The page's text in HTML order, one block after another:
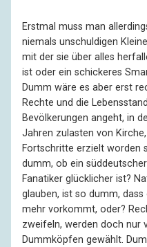
Erstmal muss man
niemals unschuldigen
mit der sie über alles
ist oder ein schickeres
Dumm wäre es aber erst
Rechte und die
Bevölkerungen angeht, in
Jahren zulasten von
Fortschritte erzielt worden
dumm, ob ein
Fanatiker glücklicher ist?
glauben, ist so dumm,
mehr vorkommt, oder?
zweifeln, werden doch nur
Dummköpfen gewählt.